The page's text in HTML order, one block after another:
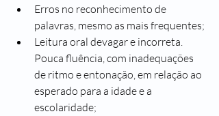
Erros no reconhecimento de
palavras, mesmo as mais frequentes;
Leitura oral devagar e incorreta.
Pouca fluência, com inadequações
de ritmo e entonação, em relação ao
esperado para a idade e a
escolaridade;